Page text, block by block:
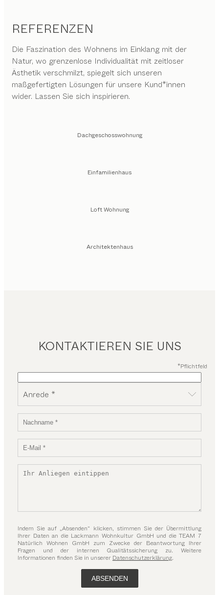
REFERENZEN
Die Faszination des Wohnens im Einklang mit der
Natur, wo grenzenlose Individualität mit zeitloser
Ästhetik verschmilzt, spiegelt sich unseren
maßgefertigten Lösungen für unsere Kund*innen
wider. Lassen Sie sich inspirieren.
Dachgeschosswohnung
Einfamilienhaus
Loft Wohnung
Architektenhaus
KONTAKTIEREN SIE UNS
*Pflichtfeld
Anrede *
Indem Sie auf „Absenden“ klicken, stimmen Sie der Übermittlung
Ihrer Daten an die Lackmann Wohnkultur GmbH und die TEAM 7
Natürlich Wohnen GmbH zum Zwecke der Beantwortung Ihrer
Fragen und der internen Qualitätssicherung zu. Weitere
Informationen finden Sie in unserer Datenschutzerklärung.
ABSENDEN